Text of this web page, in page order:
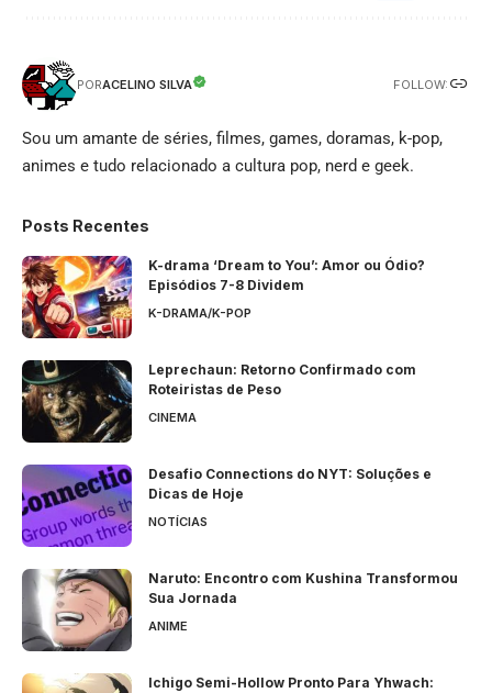
PORACELINO SILVA FOLLOW:
Sou um amante de séries, filmes, games, doramas, k-pop,
animes e tudo relacionado a cultura pop, nerd e geek.
Posts Recentes
K-drama ‘Dream to You’: Amor ou Ódio?
Episódios 7-8 Dividem
K-DRAMA/K-POP
Leprechaun: Retorno Confirmado com
Roteiristas de Peso
CINEMA
Desafio Connections do NYT: Soluções e
Dicas de Hoje
NOTÍCIAS
Naruto: Encontro com Kushina Transformou
Sua Jornada
ANIME
Ichigo Semi-Hollow Pronto Para Yhwach: